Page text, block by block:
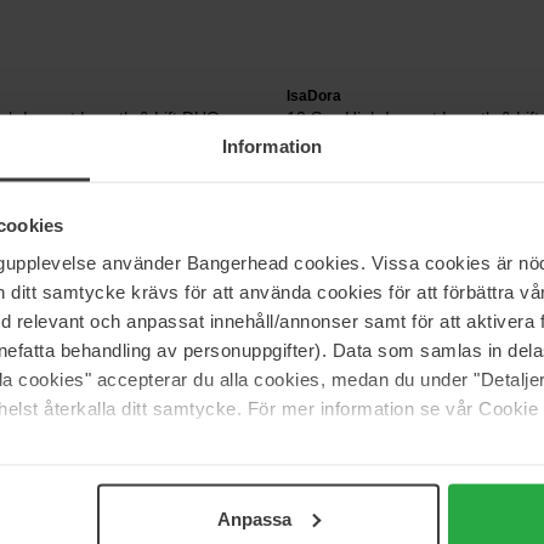
Information
använder Bangerhead cookies. Vissa cookies är
ditt samtycke krävs för att använda cookies för att förbättra
relevant och anpassat innehåll/annonser samt för att aktivera
behandling av personuppgifter). Data som samlas in
cookies" accepterar du alla cookies, medan du under
återkalla ditt samtycke. För mer information se vår
Anpassa
Impact Length & Lift DUO
IsaDora
10 Sec High Impact Length &
9 ml
In-Pencil
IsaDora
10 ml
19 €
Pagina 1 van 4 Volgende